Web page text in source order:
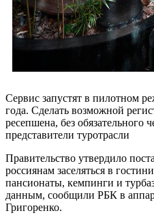
Сервис запустят в пилотном
года. Сделать возможной
ресепшена, без обязательного
представители туротрасли
Правительство утвердило
россиянам заселяться в
пансионаты, кемпинги и
данным, сообщили РБК в
Григоренко.